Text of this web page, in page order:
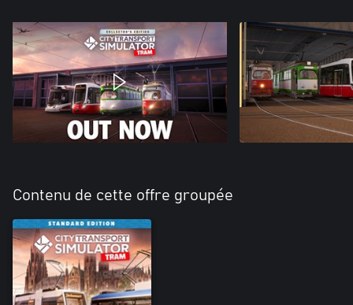
Contenu de cette offre groupée